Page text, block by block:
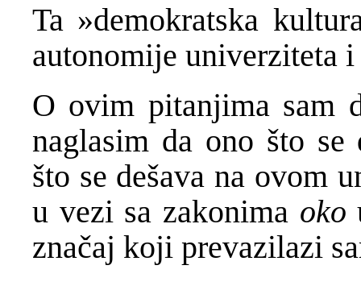
Ta »demokratska
autonomije univerziteta
O ovim pitanjima sam
naglasim da ono što se
što se dešava na ovom
u vezi sa zakonima oko
značaj koji prevazilazi